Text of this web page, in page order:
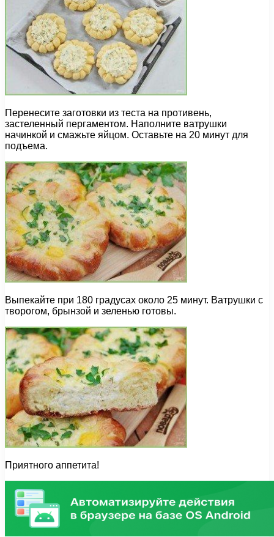
Перенесите заготовки из теста на противень,
застеленный пергаментом. Наполните ватрушки
начинкой и смажьте яйцом. Оставьте на 20 минут для
подъема.
Выпекайте при 180 градусах около 25 минут. Ватрушки с
творогом, брынзой и зеленью готовы.
Приятного аппетита!